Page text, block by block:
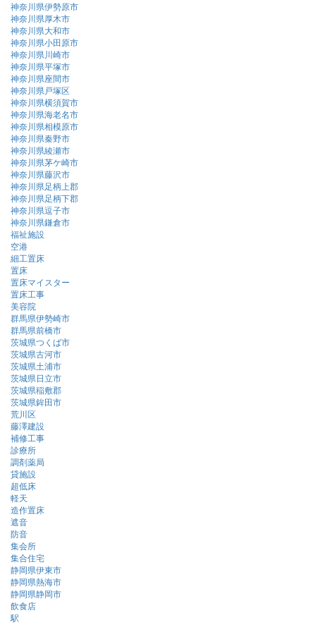
神奈川県伊勢原市
神奈川県厚木市
神奈川県大和市
神奈川県小田原市
神奈川県川崎市
神奈川県平塚市
神奈川県座間市
神奈川県戸塚区
神奈川県横須賀市
神奈川県海老名市
神奈川県相模原市
神奈川県秦野市
神奈川県綾瀬市
神奈川県茅ケ崎市
神奈川県藤沢市
神奈川県足柄上郡
神奈川県足柄下郡
神奈川県逗子市
神奈川県鎌倉市
福祉施設
空港
細工置床
置床
置床マイスター
置床工事
美容院
群馬県伊勢崎市
群馬県前橋市
茨城県つくば市
茨城県古河市
茨城県土浦市
茨城県日立市
茨城県稲敷郡
茨城県鉾田市
荒川区
藤澤建設
補修工事
診療所
調剤薬局
貸施設
超低床
軽天
造作置床
遮音
防音
集会所
集合住宅
静岡県伊東市
静岡県熱海市
静岡県静岡市
飲食店
駅